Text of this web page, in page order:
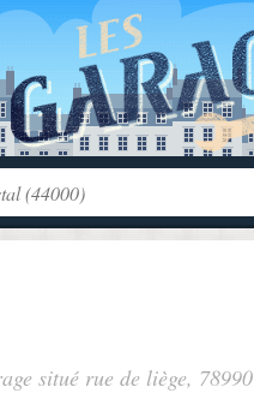
situé rue de liège, 78990